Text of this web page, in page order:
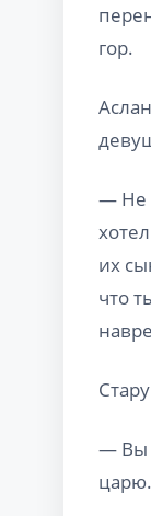
гор.
— Не
их
что
— Вы
царю.